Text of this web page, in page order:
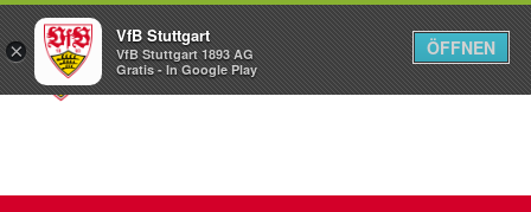
Menü
×
VfB Stuttgart
VfB Stuttgart 1893 AG
Gratis - In Google Play
ÖFFNEN